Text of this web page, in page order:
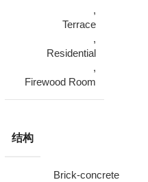
,
Terrace
,
Residential
,
Firewood Room
结构
Brick-concrete